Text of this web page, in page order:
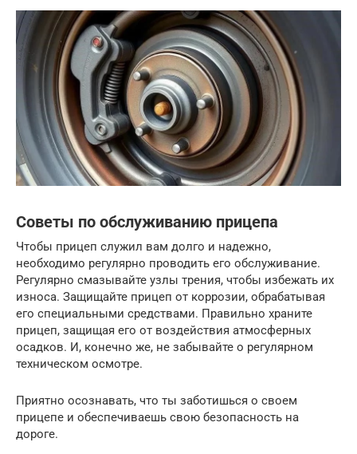
Советы по обслуживанию прицепа
Чтобы прицеп служил вам долго и надежно,
необходимо регулярно проводить его обслуживание.
Регулярно смазывайте узлы трения, чтобы избежать их
износа. Защищайте прицеп от коррозии, обрабатывая
его специальными средствами. Правильно храните
прицеп, защищая его от воздействия атмосферных
осадков. И, конечно же, не забывайте о регулярном
техническом осмотре.
Приятно осознавать, что ты заботишься о своем
прицепе и обеспечиваешь свою безопасность на
дороге.